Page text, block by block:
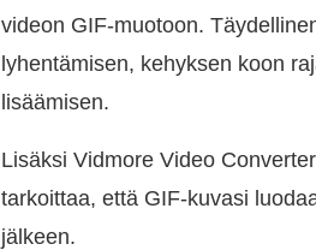
videon GIF-muotoon.
lyhentämisen, kehyksen koon
lisäämisen.
Lisäksi Vidmore Video
tarkoittaa, että GIF-kuvasi
jälkeen.